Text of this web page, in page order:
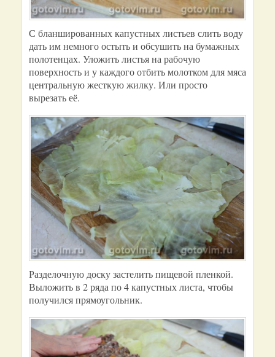
С бланшированных капустных листьев слить воду
дать им немного остыть и обсушить на бумажных
полотенцах. Уложить листья на рабочую
поверхность и у каждого отбить молотком для мяса
центральную жесткую жилку. Или просто
вырезать её.
Разделочную доску застелить пищевой пленкой.
Выложить в 2 ряда по 4 капустных листа, чтобы
получился прямоугольник.